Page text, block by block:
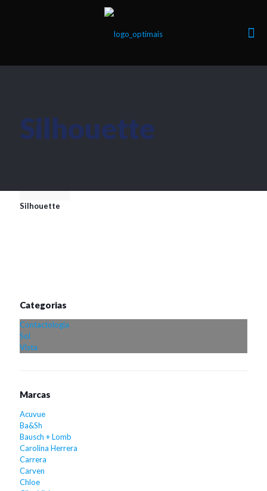
Silhouette
Silhouette
Categorias
Contactologia
Sol
Vista
Marcas
Acuvue
Ba&Sh
Bausch + Lomb
Carolina Herrera
Carrera
Carven
Chloe